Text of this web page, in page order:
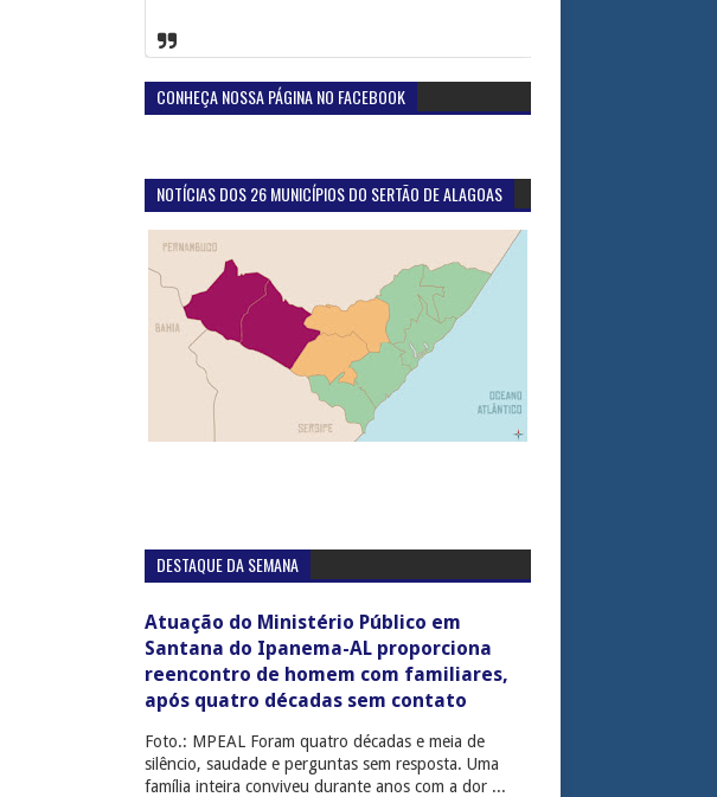
CONHEÇA NOSSA PÁGINA NO FACEBOOK
NOTÍCIAS DOS 26 MUNICÍPIOS DO SERTÃO DE ALAGOAS
DESTAQUE DA SEMANA
Atuação do Ministério Público em
Santana do Ipanema-AL proporciona
reencontro de homem com familiares,
após quatro décadas sem contato
Foto.: MPEAL Foram quatro décadas e meia de
silêncio, saudade e perguntas sem resposta. Uma
família inteira conviveu durante anos com a dor ...